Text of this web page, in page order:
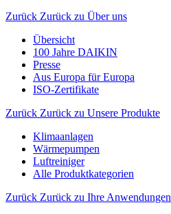
Zurück Zurück zu Über uns
Übersicht
100 Jahre DAIKIN
Presse
Aus Europa für Europa
ISO-Zertifikate
Zurück Zurück zu Unsere Produkte
Klimaanlagen
Wärmepumpen
Luftreiniger
Alle Produktkategorien
Zurück Zurück zu Ihre Anwendungen